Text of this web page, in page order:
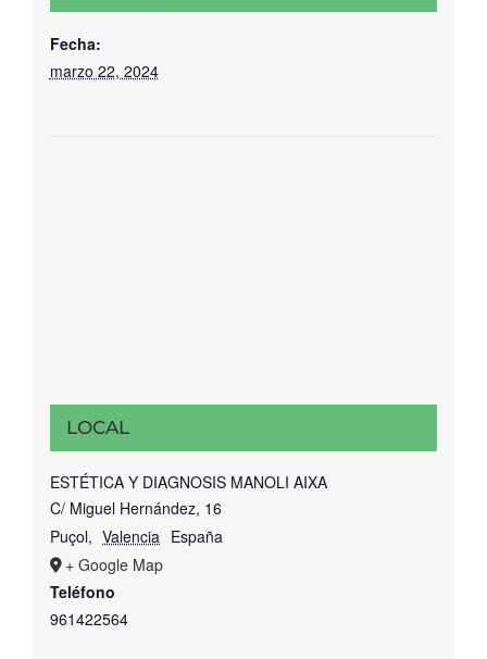
Fecha:
marzo 22, 2024
LOCAL
ESTÉTICA Y DIAGNOSIS MANOLI AIXA
C/ Miguel Hernández, 16
Puçol, Valencia España
+ Google Map
Teléfono
961422564